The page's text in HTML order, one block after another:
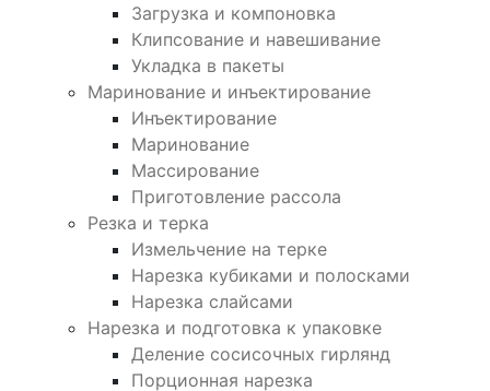
Загрузка и компоновка
Клипсование и навешивание
Укладка в пакеты
Маринование и инъектирование
Инъектирование
Маринование
Массирование
Приготовление рассола
Резка и терка
Измельчение на терке
Нарезка кубиками и полосками
Нарезка слайсами
Нарезка и подготовка к упаковке
Деление сосисочных гирлянд
Порционная нарезка